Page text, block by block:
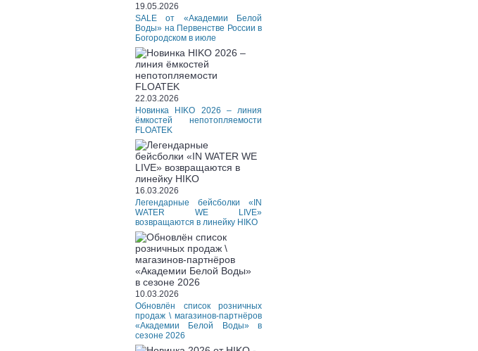
19.05.2026
SALE от «Академии Белой
Воды» на Первенстве России в
Богородском в июле
22.03.2026
Новинка HIKO 2026 – линия
ёмкостей непотопляемости
FLOATEK
16.03.2026
Легендарные бейсболки «IN
WATER WE LIVE»
возвращаются в линейку HIKO
10.03.2026
Обновлён список розничных
продаж \ магазинов-партнёров
«Академии Белой Воды» в
сезоне 2026